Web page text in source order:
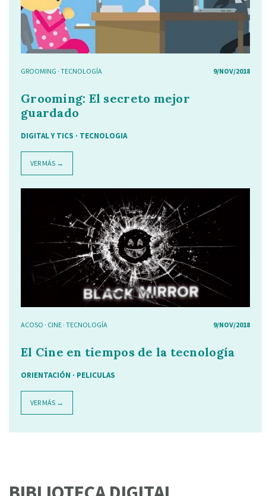
GROOMING · TECNOLOGÍA 9/NOV/2018
Grooming: El secreto mejor
guardado
DIGITAL Y TICS · TECNOLOGIA
VER MÁS →
ACOSO · CINE · TECNOLOGÍA 9/NOV/2018
El Cine en tiempos de la tecnología
ORIENTACIÓN · PELICULAS
VER MÁS →